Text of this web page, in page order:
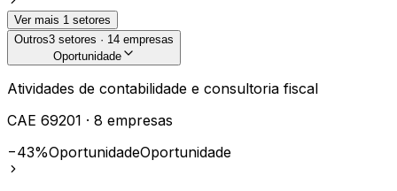
Ver mais 1 setores
Outros3 setores · 14 empresas
Oportunidade
Atividades de contabilidade e consultoria fiscal
CAE 69201 · 8 empresas
−43%OportunidadeOportunidade